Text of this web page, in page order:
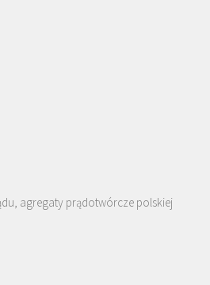
agregaty prądotwórcze polskiej